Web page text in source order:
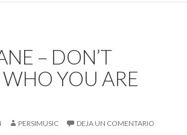
– DON’T
YOU ARE
PERSIMUSIC DEJA UN COMENTARIO